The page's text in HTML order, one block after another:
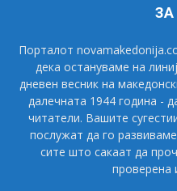
Порталот
дека остануваме на
дневен весник на
далечната 1944 година -
читатели. Вашите
послужат да го
сите што сакаат да
проверена